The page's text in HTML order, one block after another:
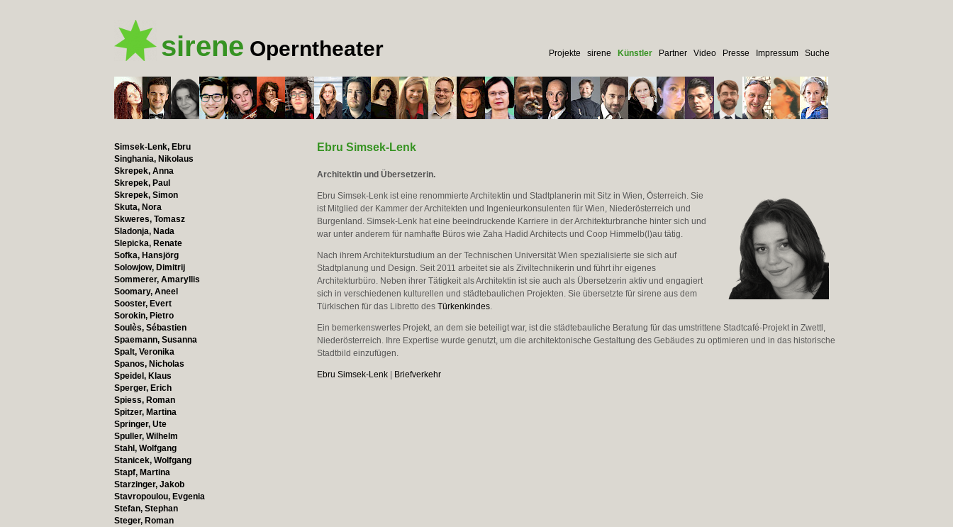
sirene Operntheater Projekte sirene Künstler Partner Video Presse Impressum Suche
Simsek-Lenk, Ebru
Singhania, Nikolaus
Skrepek, Anna
Skrepek, Paul
Skrepek, Simon
Skuta, Nora
Skweres, Tomasz
Sladonja, Nada
Slepicka, Renate
Sofka, Hansjörg
Solowjow, Dimitrij
Sommerer, Amaryllis
Soomary, Aneel
Sooster, Evert
Sorokin, Pietro
Soulès, Sébastien
Spaemann, Susanna
Spalt, Veronika
Spanos, Nicholas
Speidel, Klaus
Sperger, Erich
Spiess, Roman
Spitzer, Martina
Springer, Ute
Spuller, Wilhelm
Stahl, Wolfgang
Stanicek, Wolfgang
Stapf, Martina
Starzinger, Jakob
Stavropoulou, Evgenia
Stefan, Stephan
Steger, Roman
Ebru Simsek-Lenk
Architektin und Übersetzerin.
Ebru Simsek-Lenk ist eine renommierte Architektin und Stadtplanerin mit Sitz in Wien, Österreich. Sie
ist Mitglied der Kammer der Architekten und Ingenieurkonsulenten für Wien, Niederösterreich und
Burgenland. Simsek-Lenk hat eine beeindruckende Karriere in der Architekturbranche hinter sich und
war unter anderem für namhafte Büros wie Zaha Hadid Architects und Coop Himmelb(l)au tätig.
Nach ihrem Architekturstudium an der Technischen Universität Wien spezialisierte sie sich auf
Stadtplanung und Design. Seit 2011 arbeitet sie als Ziviltechnikerin und führt ihr eigenes
Architekturbüro. Neben ihrer Tätigkeit als Architektin ist sie auch als Übersetzerin aktiv und engagiert
sich in verschiedenen kulturellen und städtebaulichen Projekten. Sie übersetzte für sirene aus dem
Türkischen für das Libretto des Türkenkindes.
Ein bemerkenswertes Projekt, an dem sie beteiligt war, ist die städtebauliche Beratung für das umstrittene Stadtcafé-Projekt in Zwettl,
Niederösterreich. Ihre Expertise wurde genutzt, um die architektonische Gestaltung des Gebäudes zu optimieren und in das historische
Stadtbild einzufügen.
Ebru Simsek-Lenk| Briefverkehr